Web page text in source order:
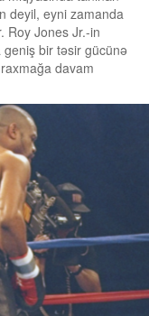
deyil, eyni zamanda
Roy Jones Jr.-in
geniş bir təsir gücünə
davam